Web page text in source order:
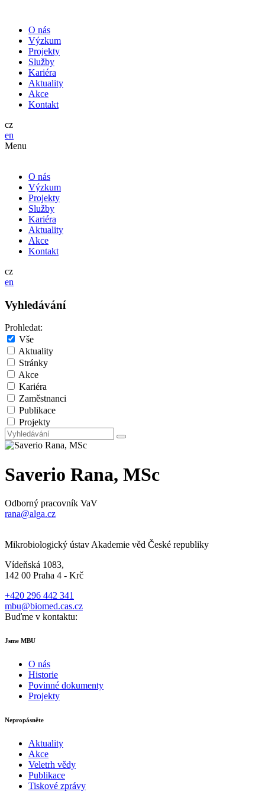
O nás
Výzkum
Projekty
Služby
Kariéra
Aktuality
Akce
Kontakt
cz
en
Menu
O nás
Výzkum
Projekty
Služby
Kariéra
Aktuality
Akce
Kontakt
cz
en
Vyhledávání
Prohledat:
Vše
Aktuality
Stránky
Akce
Kariéra
Zaměstnanci
Publikace
Projekty
Saverio Rana, MSc
Odborný pracovník VaV
rana@alga.cz
Mikrobiologický ústav Akademie věd České republiky
Vídeňská 1083,
142 00 Praha 4 - Krč
+420 296 442 341
mbu@biomed.cas.cz
Buďme v kontaktu:
Jsme MBU
O nás
Historie
Povinné dokumenty
Projekty
Nepropásněte
Aktuality
Akce
Veletrh vědy
Publikace
Tiskové zprávy